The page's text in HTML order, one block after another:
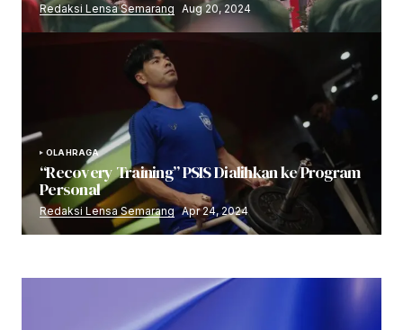
Redaksi Lensa Semarang Aug 20, 2024
OLAHRAGA
“Recovery Training” PSIS Dialihkan ke Program
Personal
Redaksi Lensa Semarang Apr 24, 2024